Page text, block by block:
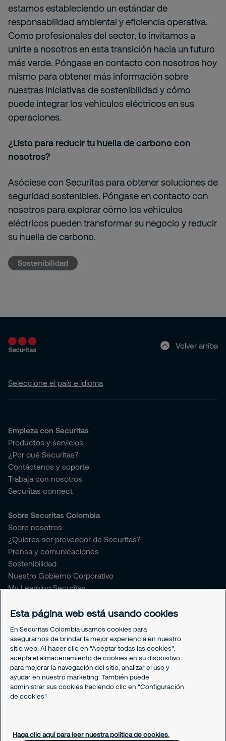
estamos estableciendo un estándar de
responsabilidad ambiental y eficiencia operativa.
Como profesionales del sector, te invitamos a
unirte a nosotros en esta transición hacia un futuro
más verde. Póngase en contacto con nosotros hoy
mismo para obtener más información sobre
nuestras iniciativas de sostenibilidad y cómo
puede integrar los vehículos eléctricos en sus
operaciones.
¿Listo para reducir tu huella de carbono con
nosotros?
Asóciese con Securitas para obtener soluciones de
seguridad sostenibles. Póngase en contacto con
nosotros para explorar cómo los vehículos
eléctricos pueden transformar su negocio y reducir
su huella de carbono.
Sostenibilidad
Volver arriba
Seleccione el país e idioma
Empieza con Securitas
Productos y servicios
¿Por qué Securitas?
Contáctenos y soporte
Trabaja con nosotros
Securitas connect
Sobre Securitas Colombia
Sobre nosotros
¿Quieres ser proveedor de Securitas?
Prensa y comunicaciones
Sostenibilidad
Nuestro Gobierno Corporativo
My Learning Securitas
Soporte empleado
Un café con Securitas
Legal
Nuestras políticas
Política de Protección de datos
Política de Cookies
Esta página web está usando cookies
En Securitas Colombia usamos cookies para
asegurarnos de brindar la mejor experiencia en nuestro
sitio web. Al hacer clic en "Aceptar todas las cookies",
acepta el almacenamiento de cookies en su dispositivo
para mejorar la navegación del sitio, analizar el uso y
ayudar en nuestro marketing. También puede
administrar sus cookies haciendo clic en "Configuración
de cookies"
Haga clic aquí para leer nuestra política de cookies.